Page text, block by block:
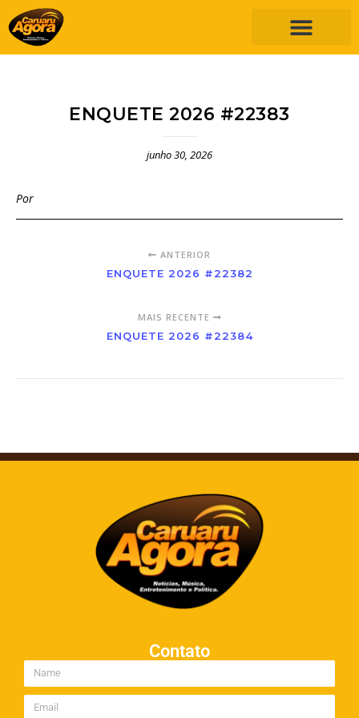
ENQUETE 2026 #22383
junho 30, 2026
Por
ANTERIOR
ENQUETE 2026 #22382
MAIS RECENTE
ENQUETE 2026 #22384
Contato